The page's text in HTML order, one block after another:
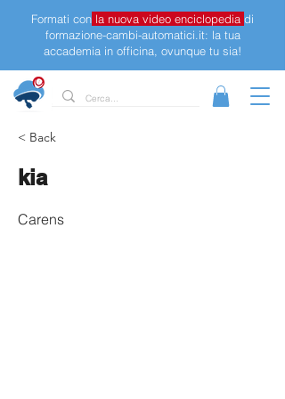
Formati con la nuova video enciclopedia di
formazione-cambi-automatici.it: la tua
accademia in officina, ovunque tu sia!
< Back
kia
Carens